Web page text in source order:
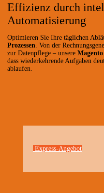
Effizienz durch
Automatisierung
Optimieren Sie Ihre täglichen
Prozessen . Von der
zur Datenpflege – unsere
dass wiederkehrende Aufgaben
ablaufen.
Express-Angebot